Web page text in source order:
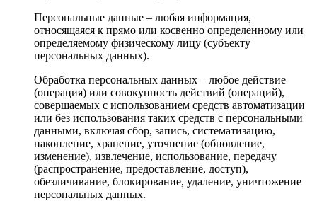
Персональные данные – любая информация,
относящаяся к прямо или косвенно определенному или
определяемому физическому лицу (субъекту
персональных данных).
Обработка персональных данных – любое действие
(операция) или совокупность действий (операций),
совершаемых с использованием средств автоматизации
или без использования таких средств с персональными
данными, включая сбор, запись, систематизацию,
накопление, хранение, уточнение (обновление,
изменение), извлечение, использование, передачу
(распространение, предоставление, доступ),
обезличивание, блокирование, удаление, уничтожение
персональных данных.